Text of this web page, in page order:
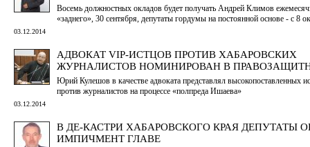
Восемь должностных окладов будет получать Андрей Климов
«заднего», 30 сентября, депутаты гордумы на постоянной основе - с 8
03.12.2014
АДВОКАТ VIP-ИСТЦОВ ПРОТИВ ХАБАРОВСКИХ
ЖУРНАЛИСТОВ НОМИНИРОВАН В
Юрий Кулешов в качестве адвоката представлял высокопоставленных
против журналистов на процессе «полпреда Ишаева»
03.12.2014
В ДЕ-КАСТРИ ХАБАРОВСКОГО КРАЯ ДЕПУТАТЫ
ИМПИЧМЕНТ ГЛАВЕ